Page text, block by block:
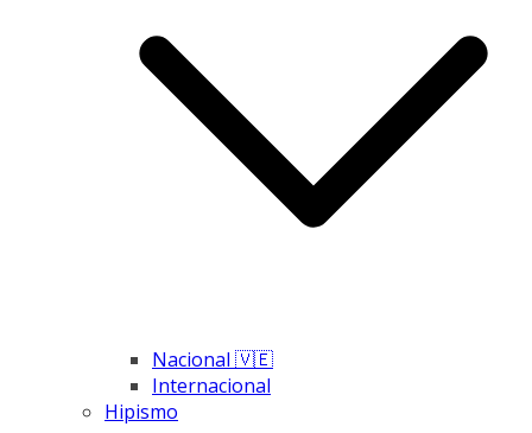
Nacional 🇻🇪
Internacional
Hipismo